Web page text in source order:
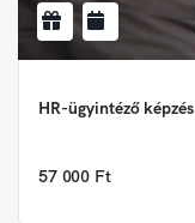
HR-ügyintéző képzés
57 000 Ft